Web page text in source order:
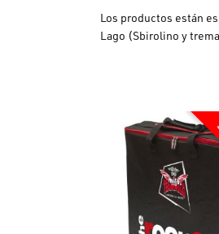
Los productos están
Lago (Sbirolino y